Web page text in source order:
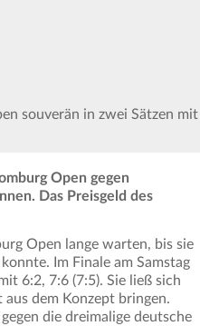
souverän in zwei Sätzen mit
Open gegen
Das Preisgeld des
Open lange warten, bis sie
Im Finale am Samstag
6:2, 7:6 (7:5). Sie ließ sich
dem Konzept bringen.
die dreimalige deutsche